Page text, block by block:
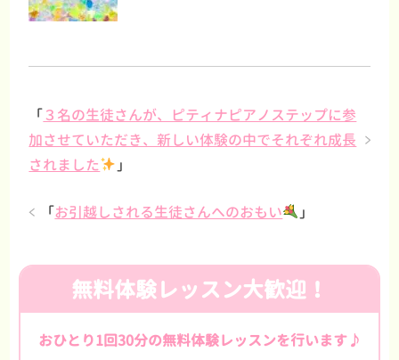
「３名の生徒さんが、ピティナピアノステップに参
加させていただき、新しい体験の中でそれぞれ成長
されました
」
「お引越しされる生徒さんへのおもい 」
無料体験レッスン大歓迎！
おひとり1回30分の無料体験レッスンを行います♪